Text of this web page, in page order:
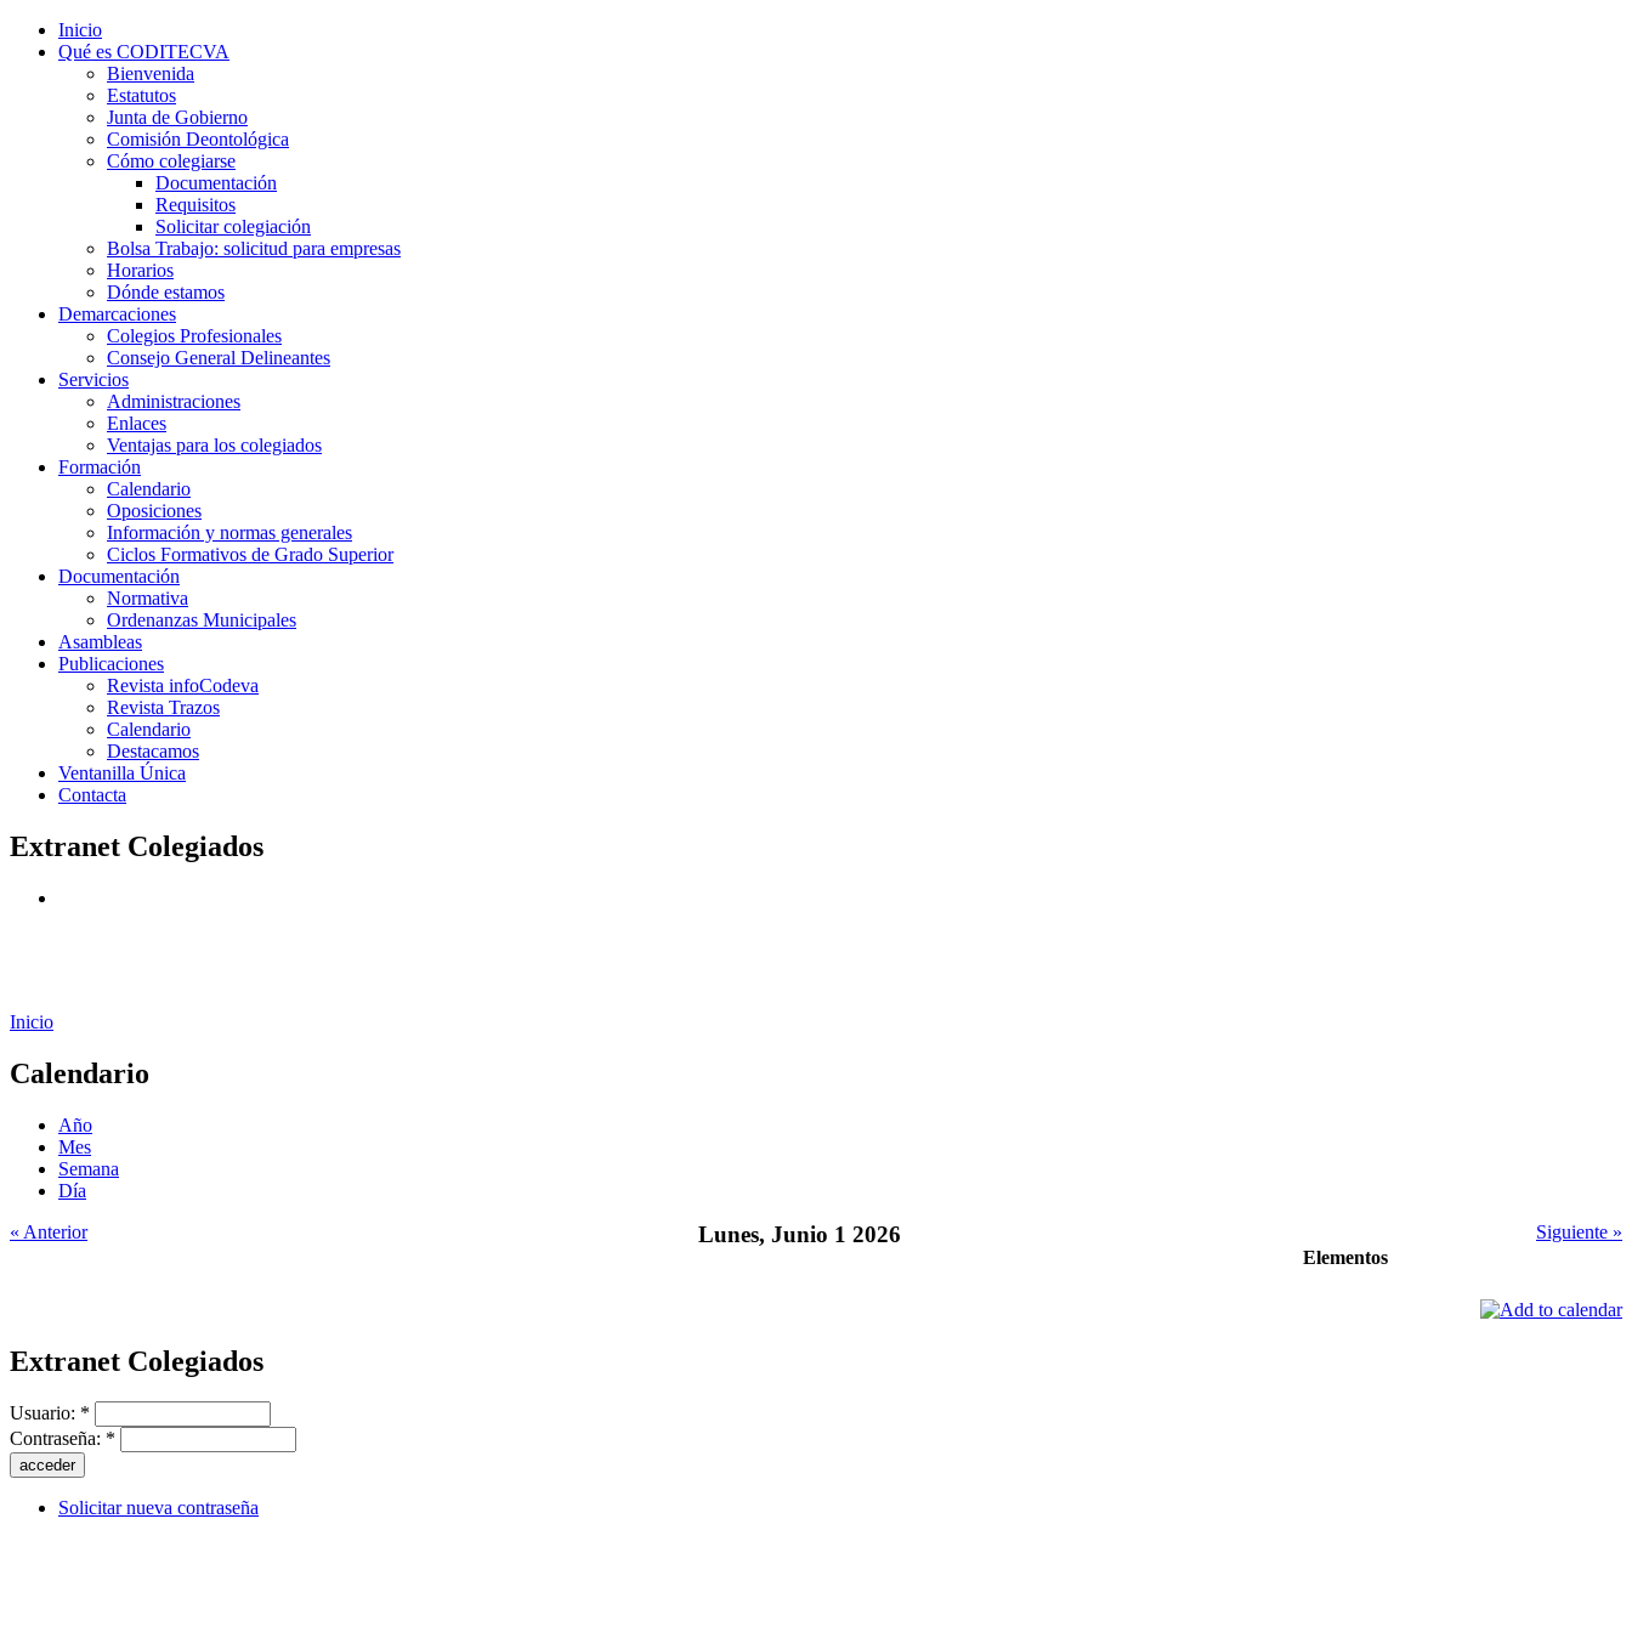
Inicio
Qué es CODITECVA
Bienvenida
Estatutos
Junta de Gobierno
Comisión Deontológica
Cómo colegiarse
Documentación
Requisitos
Solicitar colegiación
Bolsa Trabajo: solicitud para empresas
Horarios
Dónde estamos
Demarcaciones
Colegios Profesionales
Consejo General Delineantes
Servicios
Administraciones
Enlaces
Ventajas para los colegiados
Formación
Calendario
Oposiciones
Información y normas generales
Ciclos Formativos de Grado Superior
Documentación
Normativa
Ordenanzas Municipales
Asambleas
Publicaciones
Revista infoCodeva
Revista Trazos
Calendario
Destacamos
Ventanilla Única
Contacta
Extranet Colegiados
Inicio
Calendario
Año
Mes
Semana
Día
« Anterior
Lunes, Junio 1 2026
Siguiente »
Elementos
Extranet Colegiados
Usuario: *
Contraseña: *
Solicitar nueva contraseña